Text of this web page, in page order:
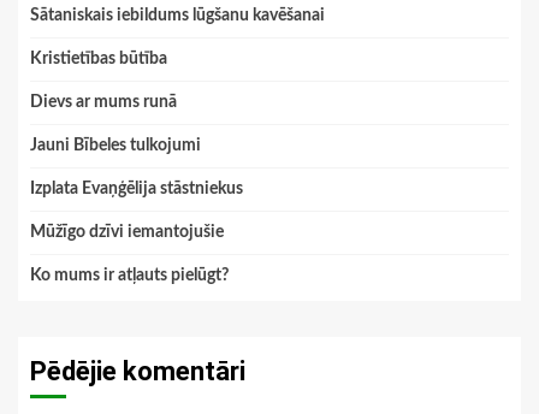
Sātaniskais iebildums lūgšanu kavēšanai
Kristietības būtība
Dievs ar mums runā
Jauni Bībeles tulkojumi
Izplata Evaņģēlija stāstniekus
Mūžīgo dzīvi iemantojušie
Ko mums ir atļauts pielūgt?
Pēdējie komentāri